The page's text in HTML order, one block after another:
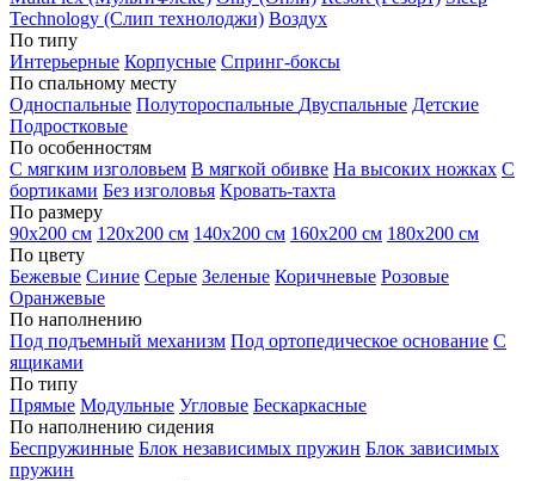
Technology (Слип технолоджи) Воздух
По типу
Интерьерные Корпусные Спринг-боксы
По спальному месту
Односпальные Полутороспальные Двуспальные Детские
Подростковые
По особенностям
С мягким изголовьем В мягкой обивке На высоких ножках С
бортиками Без изголовья Кровать-тахта
По размеру
90х200 см 120х200 см 140х200 см 160х200 см 180х200 см
По цвету
Бежевые Синие Серые Зеленые Коричневые Розовые
Оранжевые
По наполнению
Под подъемный механизм Под ортопедическое основание С
ящиками
По типу
Прямые Модульные Угловые Бескаркасные
По наполнению сидения
Беспружинные Блок независимых пружин Блок зависимых
пружин